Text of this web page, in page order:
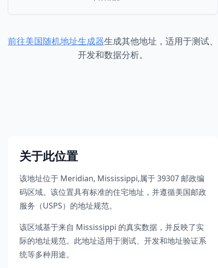
前往美国随机地址生成器生成其他地址，适用于测试、
开发和数据分析。
关于此位置
该地址位于 Meridian, Mississippi,属于39307 邮政编
码区域。该位置具有标准的住宅地址，并遵循美国邮政
服务（USPS）的地址规范。
该区域基于来自 Mississippi 的真实数据，并反映了实
际的地址规范。此地址适用于测试、开发和地址验证系
统等多种用途。